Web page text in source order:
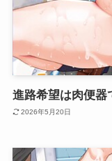
進路希望は肉便器
2026年5月20日